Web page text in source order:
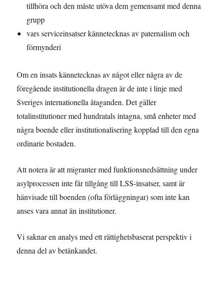
tillhöra och den måste utöva dem gemensamt med denna
grupp
vars serviceinsatser kännetecknas av paternalism och
förmynderi
Om en insats kännetecknas av något eller några av de
föregående institutionella dragen är de inte i linje med
Sveriges internationella åtaganden. Det gäller
totalinstitutioner med hundratals intagna, små̊ enheter med
några boende eller institutionalisering kopplad till den egna
ordinarie bostaden.
Att notera är att migranter med funktionsnedsättning under
asylprocessen inte får tillgång till LSS-insatser, samt är
hänvisade till boenden (ofta förläggningar) som inte kan
anses vara annat än institutioner.
Vi saknar en analys med ett rättighetsbaserat perspektiv i
denna del av betänkandet.